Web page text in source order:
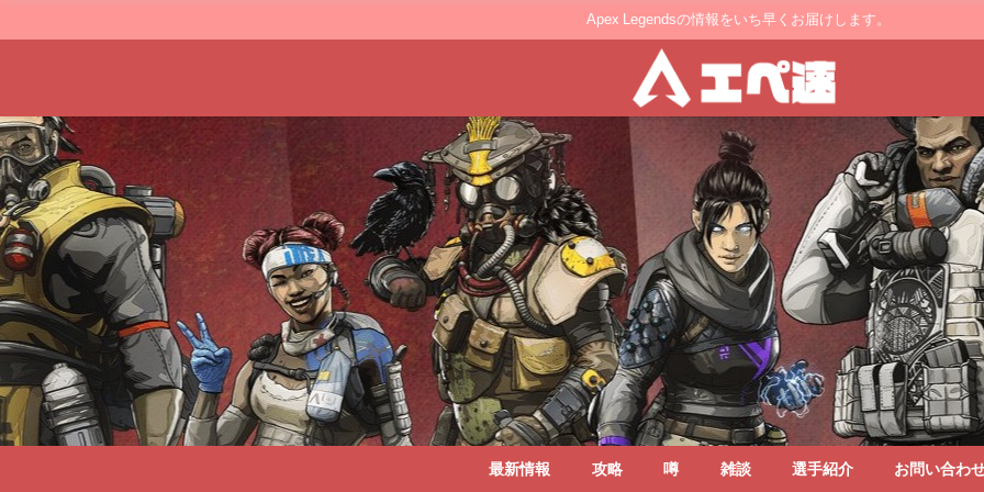
Apex Legendsの情報をいち早くお届けします。
最新情報 攻略 噂 雑談 選手紹介 お問い合わ